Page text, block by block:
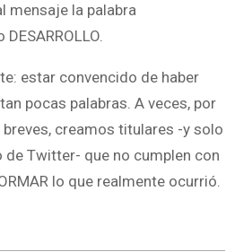
mensaje la palabra
estar convencido de haber
pocas palabras. A veces, por
creamos titulares -y solo
de Twitter- que no cumplen con
lo que realmente ocurrió.